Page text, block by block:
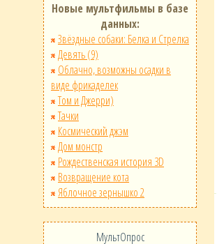
Новые мультфильмы в базе
данных:
Звёздные собаки: Белка и Стрелка
Девять (9)
Облачно, возможны осадки в
виде фрикаделек
Том и Джерри)
Тачки
Космический джэм
Дом монстр
Рождественская история 3D
Возвращение кота
Яблочное зернышко 2
МультОпрос